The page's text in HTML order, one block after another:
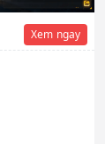
Xem ngay